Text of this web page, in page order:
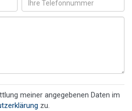
meiner angegebenen Daten im
zu.